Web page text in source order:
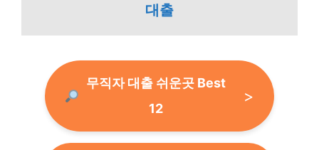
대출
무직자 대출 쉬운곳 Best
12